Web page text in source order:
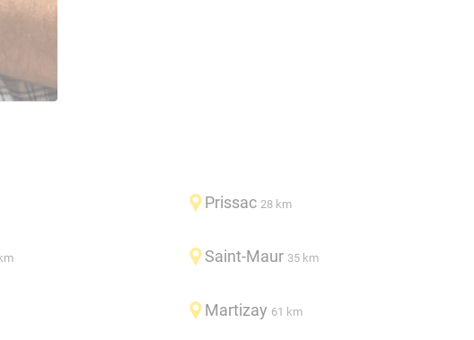
Prissac 28 km
Saint-Maur 35 km
Martizay 61 km